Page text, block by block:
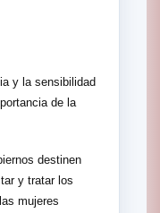
y la sensibilidad
de la
destinen
y tratar los
mujeres